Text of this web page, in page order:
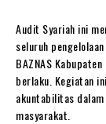
Audit Syariah ini
seluruh
BAZNAS
berlaku. Kegiatan
akuntabilitas dalam
masyarakat.